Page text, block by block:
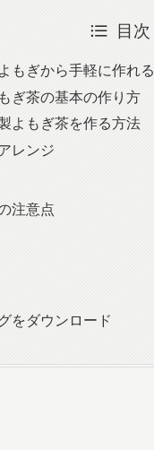
目次
もぎから手軽に作れる
ぎ茶の基本の作り方
よもぎ茶を作る方法
レンジ
注意点
をダウンロード